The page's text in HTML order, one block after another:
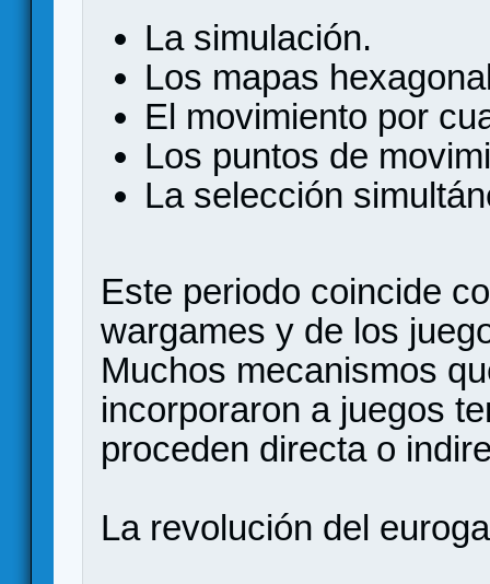
La simulación.
Los mapas
El movimiento por
Los puntos de
La selección
Este periodo coincide
wargames y de los
Muchos mecanismos
incorporaron a juegos
proceden directa o
La revolución del